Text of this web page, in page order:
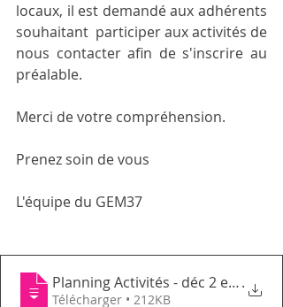
locaux, il est demandé aux adhérents
souhaitant  participer aux activités de
nous contacter afin de s'inscrire au
préalable.
Merci de votre compréhension.
Prenez soin de vous
L'équipe du GEM37
Planning Activités - déc 2 eme.
Télécharger • 212KB